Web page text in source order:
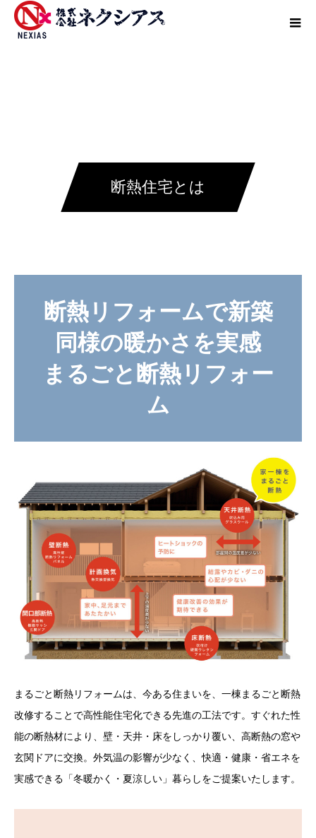
断熱住宅とは
断熱リフォームで新築
同様の暖かさを実感
まるごと断熱リフォー
ム
まるごと断熱リフォームは、今ある住まいを、一棟まるごと断熱
改修することで高性能住宅化できる先進の工法です。すぐれた性
能の断熱材により、壁・天井・床をしっかり覆い、高断熱の窓や
玄関ドアに交換。外気温の影響が少なく、快適・健康・省エネを
実感できる「冬暖かく・夏涼しい」暮らしをご提案いたします。